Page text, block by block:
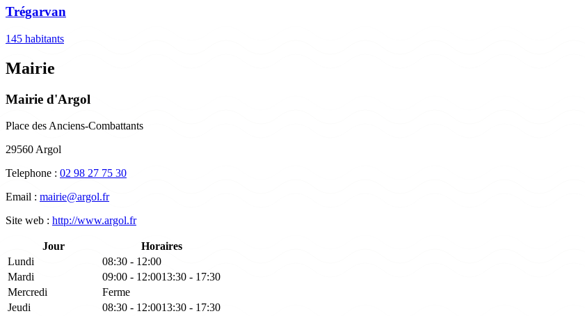
Trégarvan
145 habitants
Mairie
Mairie d'Argol
Place des Anciens-Combattants
29560 Argol
Telephone : 02 98 27 75 30
Email : mairie@argol.fr
Site web : http://www.argol.fr
Jour
Horaires
Lundi
08:30 - 12:00
Mardi
09:00 - 12:0013:30 - 17:30
Mercredi
Ferme
Jeudi
08:30 - 12:0013:30 - 17:30